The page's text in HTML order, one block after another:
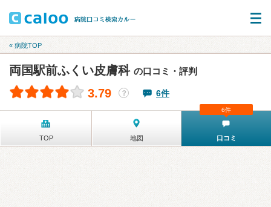
« 病院TOP
両国駅前ふくい皮膚科 の口コミ・評判
3.79 ？ 6件
TOP 地図 口コミ
6件